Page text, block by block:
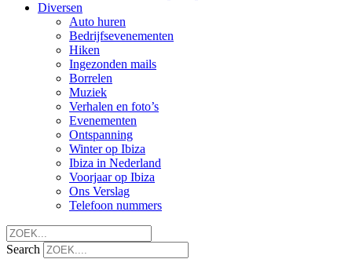
Diversen
Auto huren
Bedrijfsevenementen
Hiken
Ingezonden mails
Borrelen
Muziek
Verhalen en foto’s
Evenementen
Ontspanning
Winter op Ibiza
Ibiza in Nederland
Voorjaar op Ibiza
Ons Verslag
Telefoon nummers
Search